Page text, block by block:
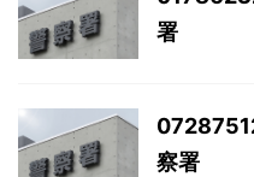
署
察署